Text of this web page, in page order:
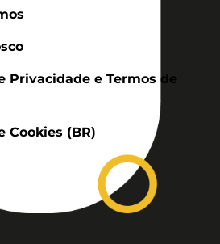
Privacidade e Termos de
Cookies (BR)